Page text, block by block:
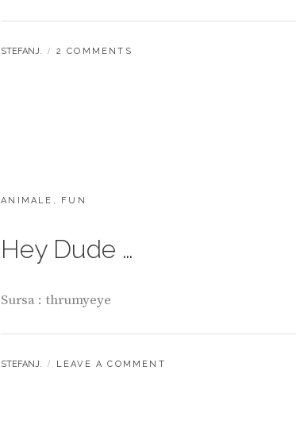
BY
STEFANJ. 2 COMMENTS
CATEGORIES:
ANIMALE , FUN
Hey Dude …
Sursa : thrumyeye
BY
STEFANJ. LEAVE A COMMENT